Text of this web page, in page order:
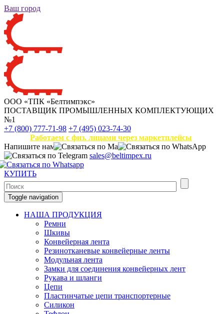
Ваш город
ООО «ТПК «Белтимпэкс»
ПОСТАВЩИК ПРОМЫШЛЕННЫХ КОМПЛЕКТУЮЩИХ
№1
+7 (800) 777-71-98 +7 (495) 023-74-30
Работаем с физ. лицами через маркетплейсы
Напишите нам
sales@beltimpex.ru
КУПИТЬ
Toggle navigation
НАША ПРОДУКЦИЯ
Ремни
Шкивы
Конвейерная лента
Резинотканевые конвейерные ленты
Модульная лента
Замки для соединения конвейерных лент
Рукава и шланги
Цепи
Пластинчатые цепи транспортерные
Силикон